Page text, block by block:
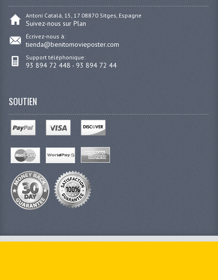
Antoni Catalá, 15, 17 08870 Sitges, Espagne
Suivez-nous sur Plan
Écrivez-nous à:
tienda@benitomovieposter.com
Support téléphonique:
93 894 72 448 - 93 894 72 44
SOUTIEN